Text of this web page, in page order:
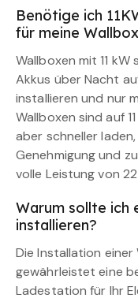
Benötige ich
für meine
Wallboxen mit 11
Akkus über Nacht
installieren und nur
Wallboxen sind auf
aber schneller
Genehmigung und
volle Leistung von
Warum sollte ich
installieren?
Die Installation einer
gewährleistet eine
Ladestation für Ihr